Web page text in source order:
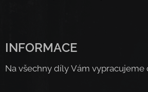
INFORMACE
Na všechny díly Vám vypracujeme